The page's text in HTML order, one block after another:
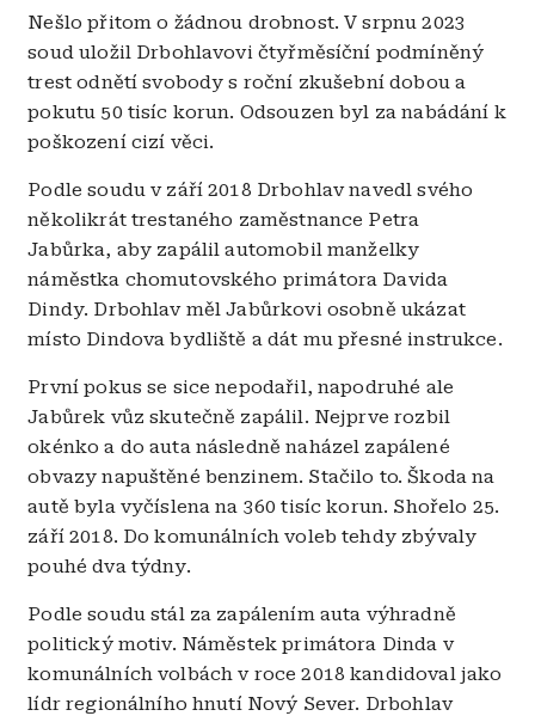
Nešlo přitom o žádnou drobnost. V srpnu 2023
soud uložil Drbohlavovi čtyřměsíční podmíněný
trest odnětí svobody s roční zkušební dobou a
pokutu 50 tisíc korun. Odsouzen byl za nabádání k
poškození cizí věci.
Podle soudu v září 2018 Drbohlav navedl svého
několikrát trestaného zaměstnance Petra
Jabůrka, aby zapálil automobil manželky
náměstka chomutovského primátora Davida
Dindy. Drbohlav měl Jabůrkovi osobně ukázat
místo Dindova bydliště a dát mu přesné instrukce.
První pokus se sice nepodařil, napodruhé ale
Jabůrek vůz skutečně zapálil. Nejprve rozbil
okénko a do auta následně naházel zapálené
obvazy napuštěné benzinem. Stačilo to. Škoda na
autě byla vyčíslena na 360 tisíc korun. Shořelo 25.
září 2018. Do komunálních voleb tehdy zbývaly
pouhé dva týdny.
Podle soudu stál za zapálením auta výhradně
politický motiv. Náměstek primátora Dinda v
komunálních volbách v roce 2018 kandidoval jako
lídr regionálního hnutí Nový Sever. Drbohlav